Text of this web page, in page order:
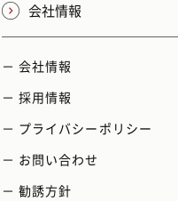
会社情報
－ 会社情報
－ 採用情報
－ プライバシーポリシー
－ お問い合わせ
－ 勧誘方針